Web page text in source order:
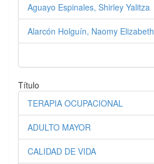
Aguayo Espinales, Shirley Yalitza
Alarcón Holguín, Naomy Elizabeth
Título
TERAPIA OCUPACIONAL
ADULTO MAYOR
CALIDAD DE VIDA